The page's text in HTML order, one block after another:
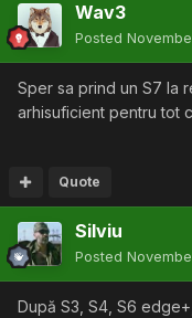
Wav3
Posted
Sper sa prind un S7 la
arhisuficient pentru tot
Quote
Silviu
Posted
După S3, S4, S6